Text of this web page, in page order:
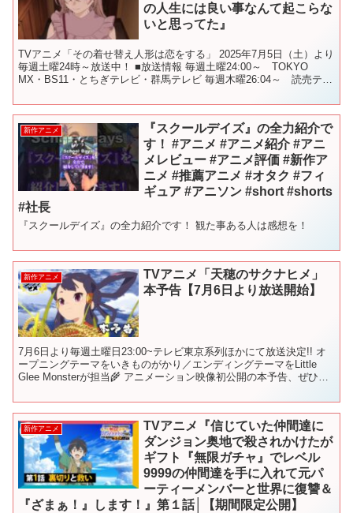
の人生には良い事なんて起こらな
いと思ってた』
TVアニメ「その着せ替え人形は恋をする」 2025年7月5日（土）より
毎週土曜24時～放送中！ ■放送情報 毎週土曜24:00～ TOKYO
MX・BS11・とちぎテレビ・群馬テレビ 毎週木曜26:04～ 読売テレ
新作アニメ
『スクールデイズ』の全力紹介で
す！ #アニメ #アニメ紹介 #アニ
メレビュー #アニメ評価 #新作ア
ニメ #推薦アニメ #オタク #フィ
ギュア #アニソン #short #shorts
#社長
『スクールデイズ』の全力紹介です！ 観た事ある人は感想を！
新作アニメ
TVアニメ「天穂のサクナヒメ」
本予告【7月6日より放送開始】
7月6日より毎週土曜日23:00~テレビ東京系列ほかにて放送決定!! オ
ープニングテーマをいきものがかり／エンディングテーマをLittle
Glee Monsterが担当🌾 アニメーション映像初公開の本予告、ぜひご
新作アニメ
TVアニメ『信じていた仲間達に
ダンジョン奥地で殺されかけたが
ギフト『無限ガチャ』でレベル
9999の仲間達を手に入れて元パ
ーティーメンバーと世界に復讐＆
『ざまぁ！』します！』第１話│【期間限定公開】